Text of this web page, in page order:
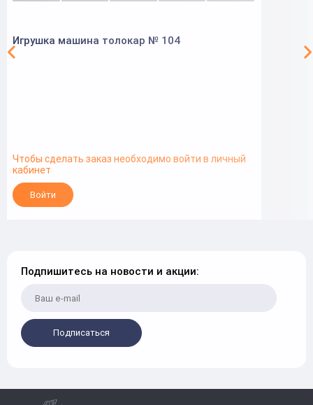
Игрушка машина толокар № 104
Чтобы сделать заказ необходимо войти в личный
кабинет
Войти
Подпишитесь на новости и акции:
Подписаться